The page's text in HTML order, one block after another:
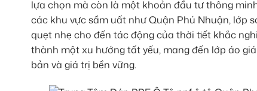
lựa chọn mà còn là một khoản đầu tư thông
các khu vực sầm uất như Quận Phú Nhuận, lớp
quẹt nhẹ cho đến tác động của thời tiết khắc
thành một xu hướng tất yếu, mang đến lớp áo
bản và giá trị bền vững.